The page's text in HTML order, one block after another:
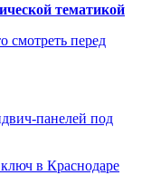
тематикой
смотреть перед
панелей под
в Краснодаре